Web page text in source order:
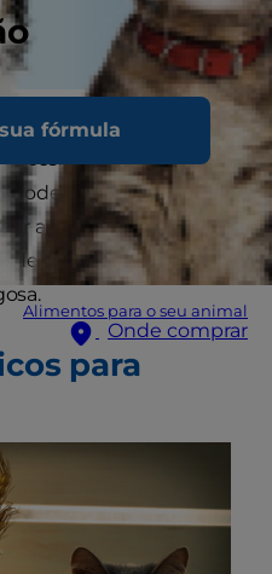
fórmula
Alimentos para o seu animal
Onde comprar
se, a sua família
Esses deliciosos
podem ser uma
amigo felino, no
ser uma
para